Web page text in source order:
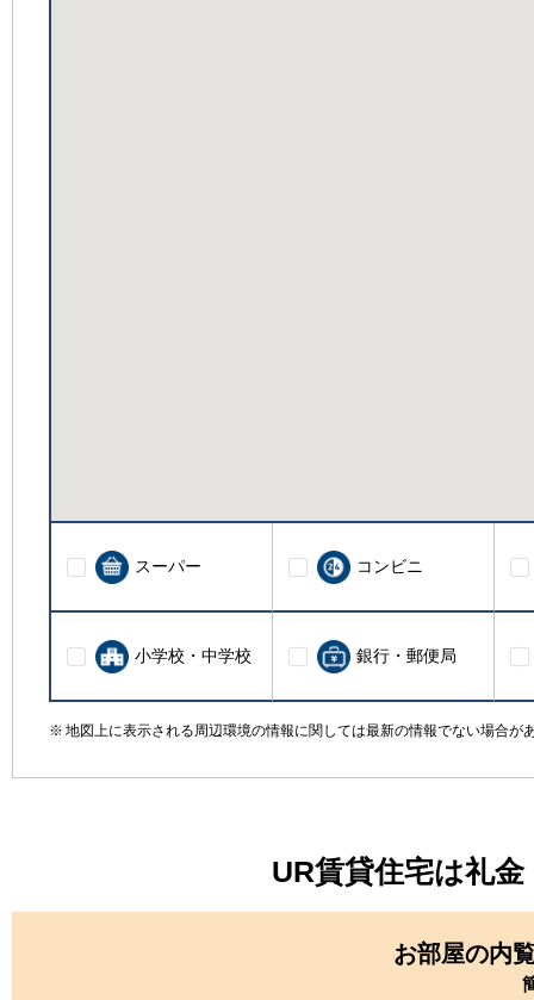
スーパー コンビニ
小学校・中学校 銀行・郵便局
地図上に表示される周辺環境の情報に関しては最新の情報でない場合
UR賃貸住宅は礼
お部屋の内